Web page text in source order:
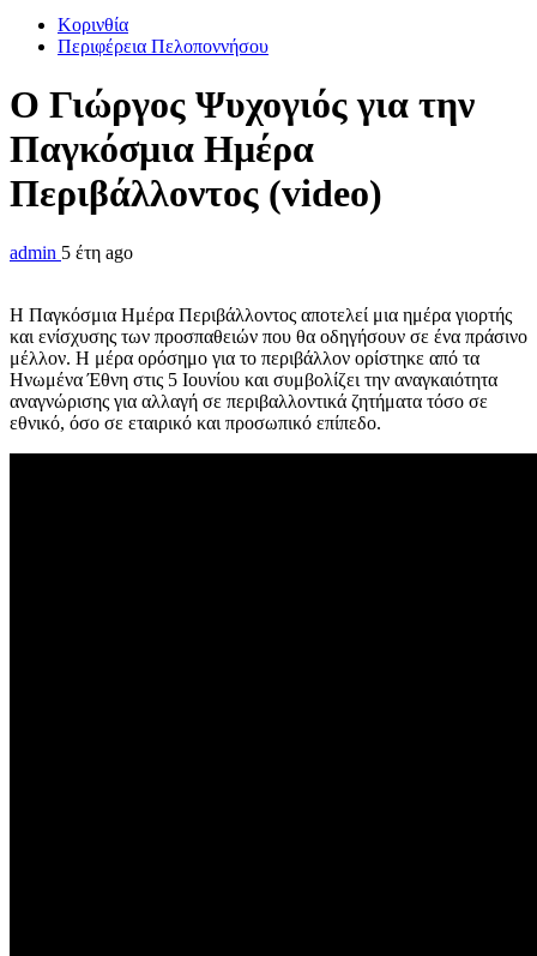
Κορινθία
Περιφέρεια Πελοποννήσου
Ο Γιώργος Ψυχογιός για την
Παγκόσμια Ημέρα
Περιβάλλοντος (video)
admin 5 έτη ago
Η Παγκόσμια Ημέρα Περιβάλλοντος αποτελεί μια ημέρα γιορτής
και ενίσχυσης των προσπαθειών που θα οδηγήσουν σε ένα πράσινο
μέλλον. Η μέρα ορόσημο για το περιβάλλον ορίστηκε από τα
Ηνωμένα Έθνη στις 5 Ιουνίου και συμβολίζει την αναγκαιότητα
αναγνώρισης για αλλαγή σε περιβαλλοντικά ζητήματα τόσο σε
εθνικό, όσο σε εταιρικό και προσωπικό επίπεδο.